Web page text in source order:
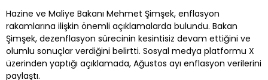
Hazine ve Maliye Bakanı Mehmet Şimşek, enflasyon
rakamlarına ilişkin önemli açıklamalarda bulundu. Bakan
Şimşek, dezenflasyon sürecinin kesintisiz devam ettiğini ve
olumlu sonuçlar verdiğini belirtti. Sosyal medya platformu X
üzerinden yaptığı açıklamada, Ağustos ayı enflasyon verilerini
paylaştı.